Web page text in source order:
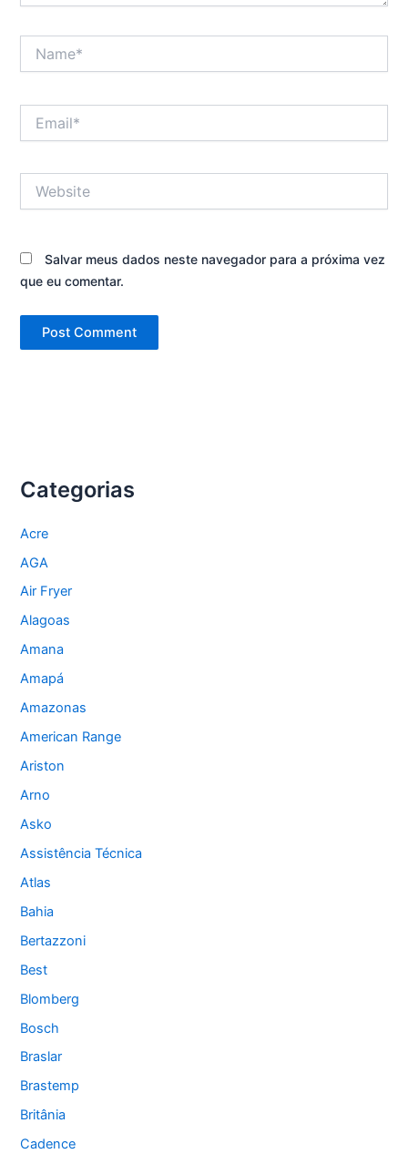
Salvar meus dados neste navegador para a próxima vez
que eu comentar.
Categorias
Acre
AGA
Air Fryer
Alagoas
Amana
Amapá
Amazonas
American Range
Ariston
Arno
Asko
Assistência Técnica
Atlas
Bahia
Bertazzoni
Best
Blomberg
Bosch
Braslar
Brastemp
Britânia
Cadence